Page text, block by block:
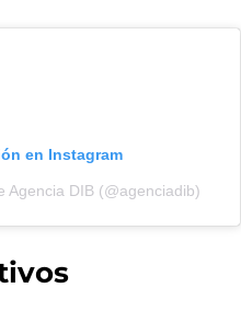
en Instagram
Agencia DIB (@agenciadib)